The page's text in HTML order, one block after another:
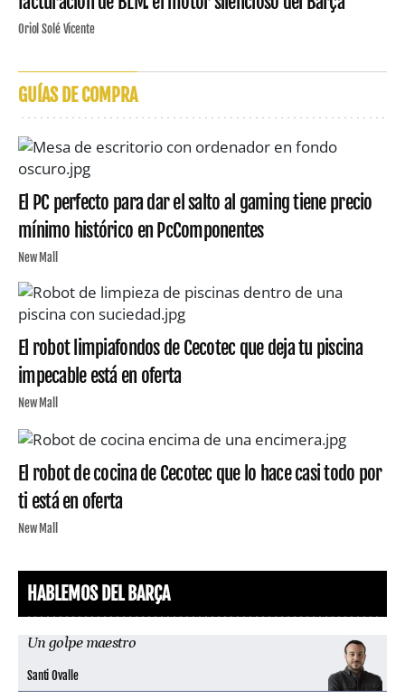
Oriol Solé Vicente
GUÍAS DE COMPRA
El PC perfecto para dar el salto al gaming tiene precio
mínimo histórico en PcComponentes
New Mall
El robot limpiafondos de Cecotec que deja tu piscina
impecable está en oferta
New Mall
El robot de cocina de Cecotec que lo hace casi todo por
ti está en oferta
New Mall
HABLEMOS DEL BARÇA
Un golpe maestro
Santi Ovalle